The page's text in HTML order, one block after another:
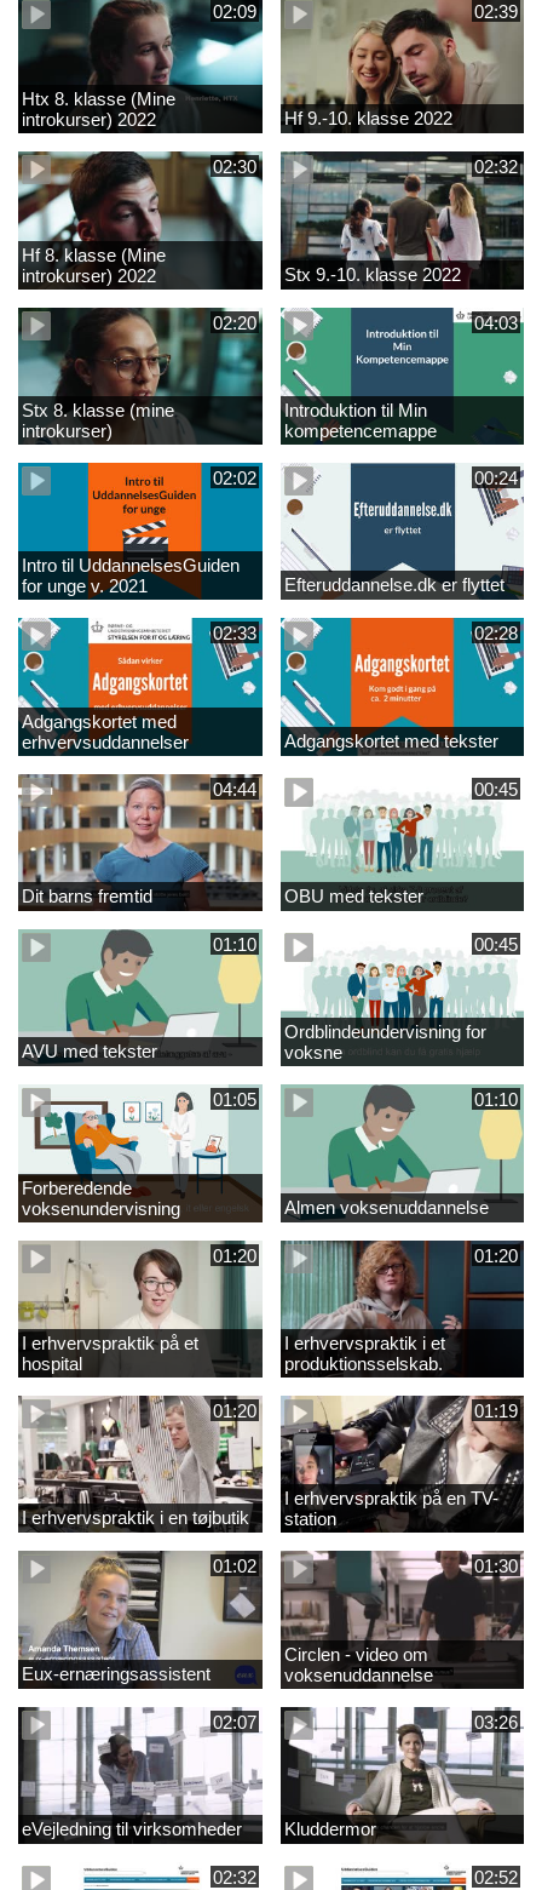
02:09
Htx 8. klasse (Mine
introkurser) 2022
02:39
Hf 9.-10. klasse 2022
02:30
Hf 8. klasse (Mine
introkurser) 2022
02:32
Stx 9.-10. klasse 2022
02:20
Stx 8. klasse (mine
introkurser)
04:03
Introduktion til Min
kompetencemappe
02:02
Intro til UddannelsesGuiden
for unge v. 2021
00:24
Efteruddannelse.dk er flyttet
02:33
Adgangskortet med
erhvervsuddannelser
02:28
Adgangskortet med tekster
04:44
Dit barns fremtid
00:45
OBU med tekster
01:10
AVU med tekster
00:45
Ordblindeundervisning for
voksne
01:05
Forberedende
voksenundervisning
01:10
Almen voksenuddannelse
01:20
I erhvervspraktik på et
hospital
01:20
I erhvervspraktik i et
produktionsselskab.
01:20
I erhvervspraktik i en tøjbutik
01:19
I erhvervspraktik på en TV-
station
01:02
Eux-ernæringsassistent
01:30
Circlen - video om
voksenuddannelse
02:07
eVejledning til virksomheder
03:26
Kluddermor
02:32 02:52